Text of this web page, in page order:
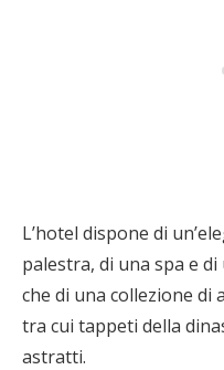
L’hotel dispone di
palestra, di una spa e
che di una collezione di
tra cui tappeti della
astratti.